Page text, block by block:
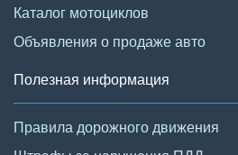
Каталог мотоциклов
Объявления о продаже авто
Полезная информация
Правила дорожного движения